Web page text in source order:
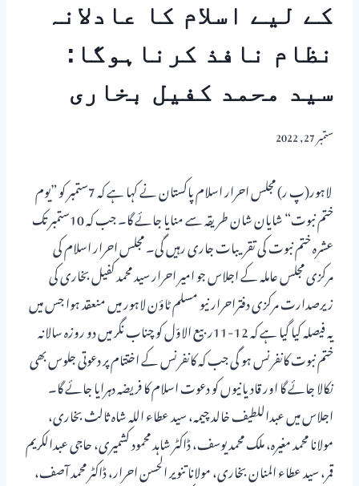
کے لیے اسلام کا عادلانہ
نظام نافذ کرناہوگا:
سید محمد کفیل بخاری
ستمبر 27, 2022
لاہور(پ ر) مجلس احرار اسلام پاکستان نے کہا ہے کہ 7ستمبر کو ”یوم
ختم نبوت“ شایان شان طریقہ سے منایا جائے گا۔ جب کہ 10ستمبر تک
عشرہ ختم نبوت کی تقریبات جاری رہیں گی۔ مجلس احرار اسلام کی
مرکزی مجلس عاملہ کے اجلاس جو امیر احرار سید محمد کفیل بخاری کی
زیرصدارت مرکزی دفتراحرار نیو مسلم ٹاؤن لاہور میں منعقد ہوا جس میں
یہ فیصلہ کیا گیا ہے کہ 12-11ربیع الاوّل کو چناب نگر میں دو روزہ سالانہ
ختم نبوت کانفرنس ہو گی جب کہ کانفرنس کے اختتام پر دعوتی جلوس بھی
نکالا جائے گا اور قادیانیوں کو دعوت اسلام کا فریضہ دہرایا جائے گا۔
اجلاس میں عبداللطیف خالد چیمہ، سید عطاء اللہ شاہ ثالث بخاری،
مولانا محمد مغیرہ، ملک محمد یوسف، ڈاکٹر شاہد محمود کشمیری، حاجی عبدالکریم
قمر، سید عطاء المنان بخاری، مولانا تنویر الحسن احرار، ڈاکٹر محمد آصف،